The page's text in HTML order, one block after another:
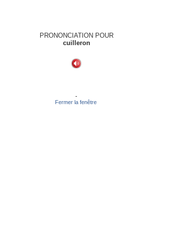
PRONONCIATION POUR
cuilleron
-
Fermer la fenêtre